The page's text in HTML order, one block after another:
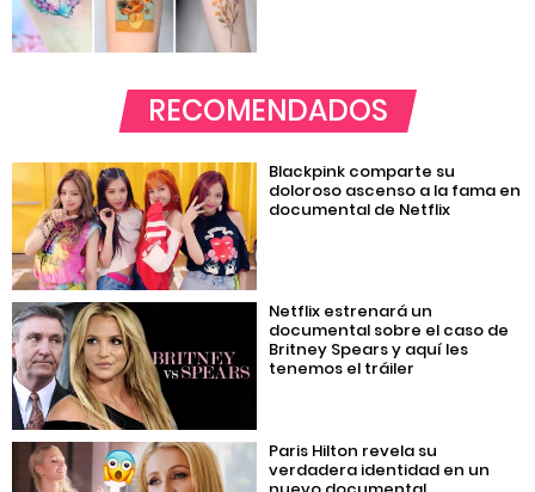
RECOMENDADOS
Blackpink comparte su
doloroso ascenso a la fama en
documental de Netflix
Netflix estrenará un
documental sobre el caso de
Britney Spears y aquí les
tenemos el tráiler
Paris Hilton revela su
verdadera identidad en un